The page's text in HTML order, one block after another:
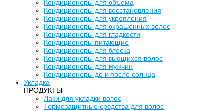
Кондиционеры для объема
Кондиционеры для восстановления
Кондиционеры для укрепления
Кондиционеры для окрашенных волос
Кондиционеры для гладкости
Кондиционеры питающие
Кондиционеры для блеска
Кондиционеры для вьющихся волос
Кондиционеры для мужчин
Кондиционеры до и после солнца
Укладка
ПРОДУКТЫ
Лаки для укладки волос
Термозащитные средства для волос